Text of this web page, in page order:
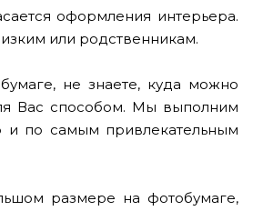
оформления интерьера.
или родственникам.
не знаете, куда можно
Вас способом. Мы выполним
и по самым привлекательным
размере на фотобумаге,